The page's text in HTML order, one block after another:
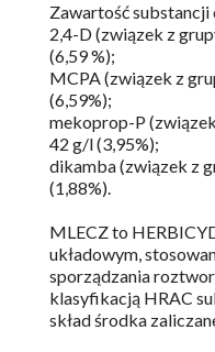
Zawartość substancji
2,4-D (związek z
(6,59 %);
MCPA (związek z
(6,59%);
mekoprop-P
42 g/l (3,95%);
dikamba (związek z
(1,88%).
MLECZ to
układowym,
sporządzania
klasyfikacją HRAC
skład środka